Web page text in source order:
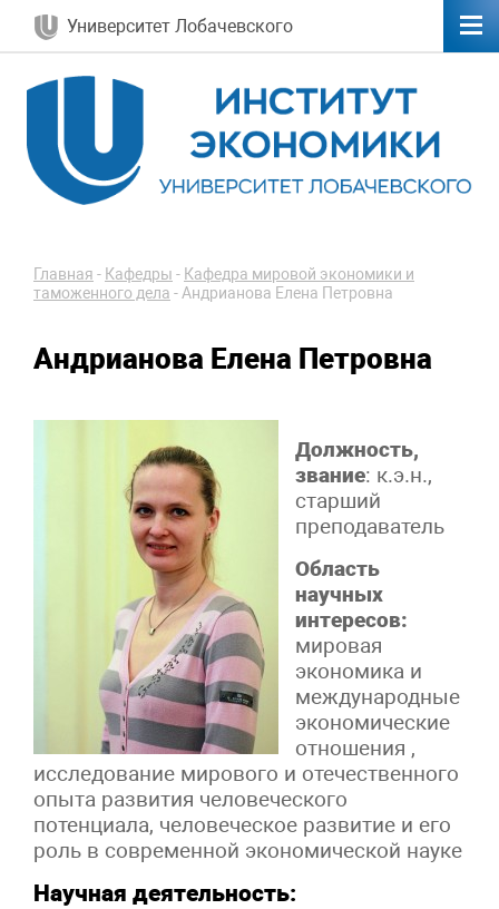
Университет Лобачевского
Главная - Кафедры - Кафедра мировой экономики и
таможенного дела -Андрианова Елена Петровна
Андрианова Елена Петровна
Должность,
звание: к.э.н.,
старший
преподаватель
Область
научных
интересов:
мировая
экономика и
международные
экономические
отношения ,
исследование мирового и отечественного
опыта развития человеческого
потенциала, человеческое развитие и его
роль в современной экономической науке
Научная деятельность: